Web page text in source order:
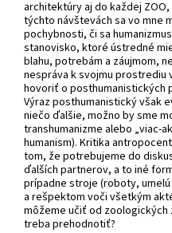
architektúry aj do každej
týchto návštevách sa vo mne
pochybnosti, či sa
stanovisko, ktoré ústredné
blahu, potrebám a záujmom,
nespráva k svojmu prostrediu
hovoriť o posthumanistických
Výraz posthumanistický však
niečo ďalšie, možno by sme
transhumanizme alebo „viac-
humanism). Kritika
tom, že potrebujeme do
ďalších partnerov, a to iné
prípadne stroje (roboty,
a rešpektom voči všetkým
môžeme učiť od zoologických
treba prehodnotiť?